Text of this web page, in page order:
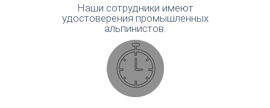
Наши сотрудники имеют
удостоверения промышленных
альпинистов.